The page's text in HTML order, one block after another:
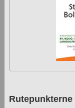
Rutepunkterne